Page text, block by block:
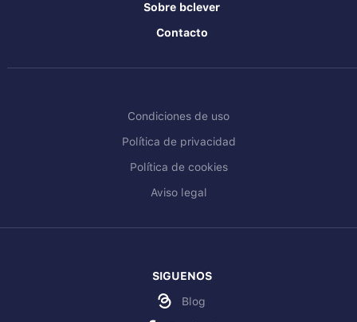
Sobre bclever
Contacto
Condiciones de uso
Política de privacidad
Política de cookies
Aviso legal
SIGUENOS
Blog